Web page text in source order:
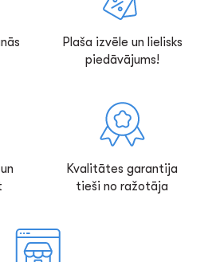
Plaša izvēle un lielisks
piedāvājums!
Kvalitātes garantija
tieši no ražotāja